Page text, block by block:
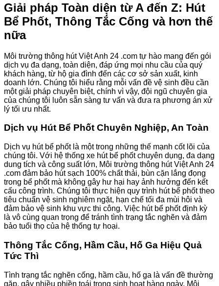
Giải pháp Toàn diện từ A đến Z: Hút
Bể Phốt, Thông Tắc Cống và hơn thế
nữa
Môi trường thông hút Việt Anh 24 .com tự hào mang đến gói
dịch vụ đa dạng, toàn diện, đáp ứng mọi nhu cầu của quý
khách hàng, từ hộ gia đình đến các cơ sở sản xuất, kinh
doanh lớn. Chúng tôi hiểu rằng mỗi vấn đề vệ sinh đều cần
một giải pháp chuyên biệt, chính vì vậy, đội ngũ chuyên gia
của chúng tôi luôn sẵn sàng tư vấn và đưa ra phương án xử
lý tối ưu nhất.
Dịch vụ Hút Bể Phốt Chuyên Nghiệp, An Toàn
Dịch vụ hút bể phốt là một trong những thế mạnh cốt lõi của
chúng tôi. Với hệ thống xe hút bể phốt chuyên dụng, đa dạng
dung tích và công suất lớn, Môi trường thông hút Việt Anh 24
.com đảm bảo hút sạch 100% chất thải, bùn cặn lắng đọng
trong bể phốt mà không gây hư hại hay ảnh hưởng đến kết
cấu công trình. Chúng tôi thực hiện quy trình hút bể phốt theo
tiêu chuẩn vệ sinh nghiêm ngặt, hạn chế tối đa mùi hôi và
đảm bảo vệ sinh khu vực thi công. Việc hút bể phốt định kỳ
là vô cùng quan trọng để tránh tình trạng tắc nghẽn và đảm
bảo tuổi thọ của hệ thống tự hoại.
Thông Tắc Cống, Hầm Cầu, Hố Ga Hiệu Quả
Tức Thì
Tình trạng tắc nghẽn cống, hầm cầu, hố ga là vấn đề thường
gặp, gây nhiều phiền toái trong sinh hoạt hàng ngày. Môi